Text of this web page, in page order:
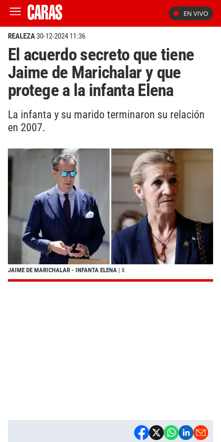
EN VIVO
REALEZA30-12-2024 11:36
El acuerdo secreto que tiene
Jaime de Marichalar y que
protege a la infanta Elena
La infanta y su marido terminaron su relación
en 2007.
JAIME DE MARICHALAR - INFANTA ELENA | X